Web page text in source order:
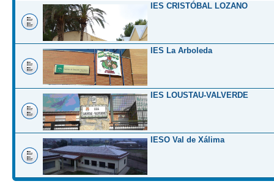
IES CRISTÓBAL LOZANO
IES La Arboleda
IES LOUSTAU-VALVERDE
IESO Val de Xálima